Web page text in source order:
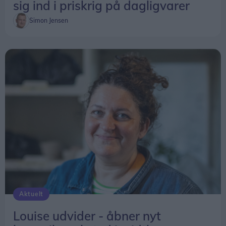
Vi har tidligere besøgt Peter Hvid og fået en
rundvisning i Casa del Renaissance. Se herunder.
Fraråder badning
Også Aalborg Kommune fraråder badning i
sig ind i priskrig på dagligvarer
Simon Jensen
Aktuelt
Louise udvider - åbner nyt